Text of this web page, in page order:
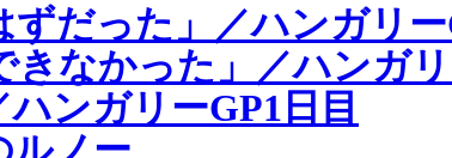
だった」／ハンガリ
なかった」／ハンガリ
ンガリーGP1日目
ルノー